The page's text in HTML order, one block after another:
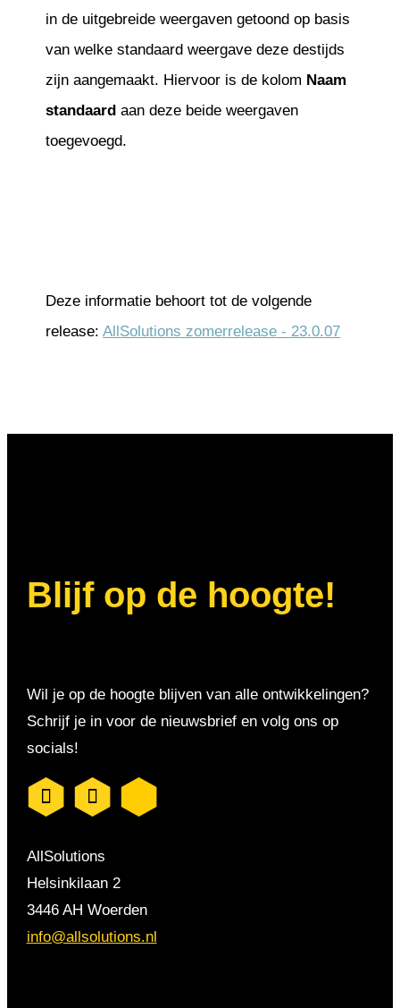
in de uitgebreide weergaven getoond op basis
van welke standaard weergave deze destijds
zijn aangemaakt. Hiervoor is de kolom Naam
standaardaan deze beide weergaven
toegevoegd.
Deze informatie behoort tot de volgende
release:AllSolutions zomerrelease - 23.0.07
Blijf op de hoogte!
Wil je op de hoogte blijven van alle ontwikkelingen?
Schrijf je in voor de nieuwsbrief en volg ons op
socials!
AllSolutions
Helsinkilaan 2
3446 AH Woerden
info@allsolutions.nl